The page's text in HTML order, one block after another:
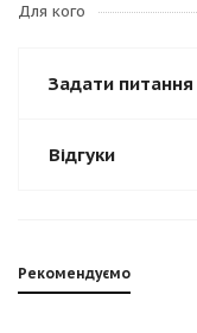
Для кого
Задати питання
Відгуки
Рекомендуємо